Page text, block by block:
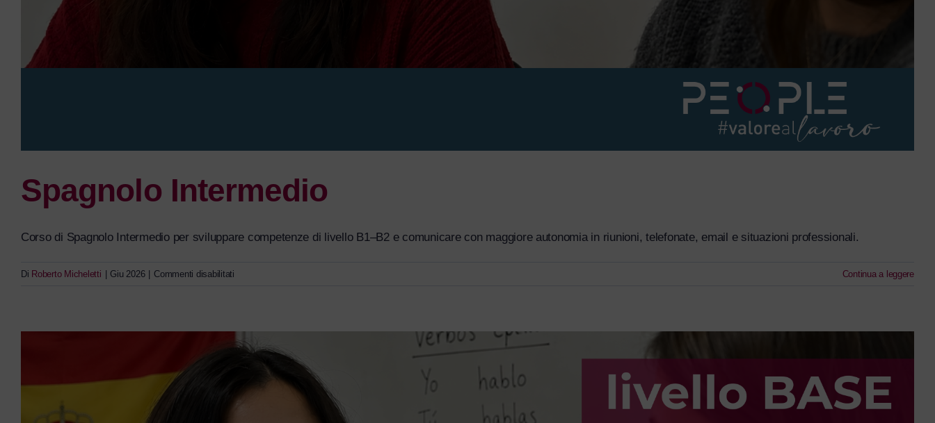
Spagnolo Intermedio
Corso di Spagnolo Intermedio per sviluppare competenze di livello B1–B2 e comunicare con maggiore autonomia in riunioni, telefonate, email e situazioni professionali.
Di Roberto Micheletti Giu 2026 Commenti disabilitatisu
Continua a leggere